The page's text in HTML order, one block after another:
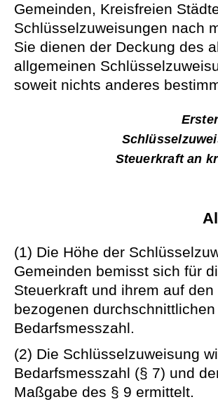
Gemeinden, Kreisfreien
Schlüsselzuweisungen nach
Sie dienen der Deckung des
allgemeinen
soweit nichts anderes
Steuerkraft an
(1) Die Höhe der
Gemeinden bemisst sich für
Steuerkraft und ihrem auf
bezogenen
Bedarfsmesszahl.
(2) Die Schlüsselzuweisung
Bedarfsmesszahl (§ 7) und
Maßgabe des § 9 ermittelt.